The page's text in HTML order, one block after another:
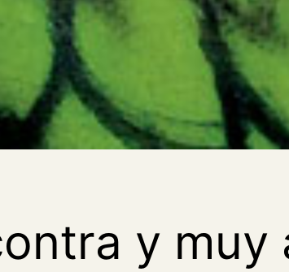
y muy